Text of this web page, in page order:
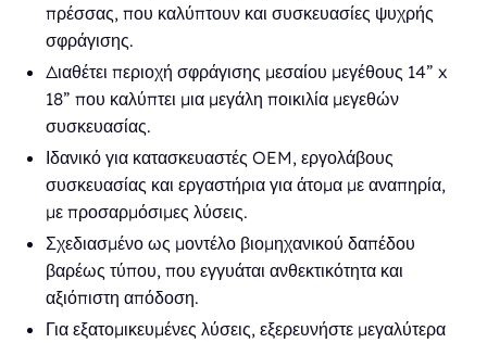
πρέσσας, που καλύπτουν και συσκευασίες ψυχρής
σφράγισης.
Διαθέτει περιοχή σφράγισης μεσαίου μεγέθους 14” x
18” που καλύπτει μια μεγάλη ποικιλία μεγεθών
συσκευασίας.
Ιδανικό για κατασκευαστές OEM, εργολάβους
συσκευασίας και εργαστήρια για άτομα με αναπηρία,
με προσαρμόσιμες λύσεις.
Σχεδιασμένο ως μοντέλο βιομηχανικού δαπέδου
βαρέως τύπου, που εγγυάται ανθεκτικότητα και
αξιόπιστη απόδοση.
Για εξατομικευμένες λύσεις, εξερευνήστε μεγαλύτερα